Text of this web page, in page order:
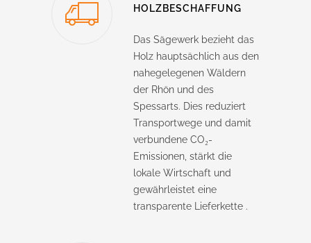
HOLZBESCHAFFUNG
Das Sägewerk bezieht das
Holz hauptsächlich aus den
nahegelegenen Wäldern
der Rhön und des
Spessarts. Dies reduziert
Transportwege und damit
verbundene CO₂-
Emissionen, stärkt die
lokale Wirtschaft und
gewährleistet eine
transparente Lieferkette .​